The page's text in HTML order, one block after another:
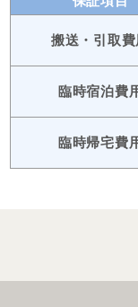
搬送・引取費
臨時宿泊費
臨時帰宅費